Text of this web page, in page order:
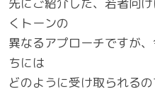
くトーンの
異なるアプローチですが
ちには
どのように受け取られる